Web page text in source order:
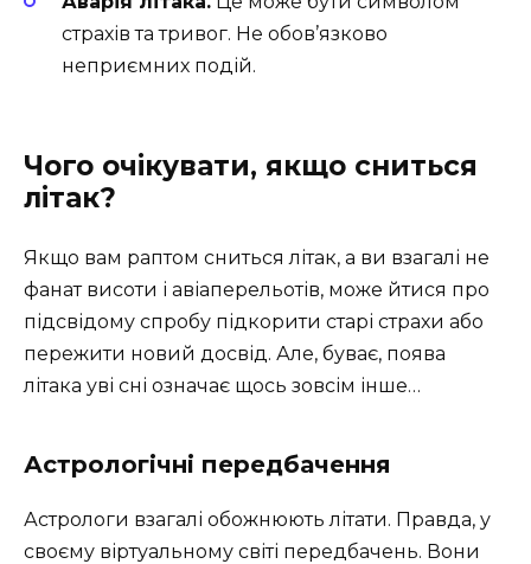
страхів та тривог. Не обов’язково
неприємних подій.
Чого очікувати, якщо сниться
літак?
Якщо вам раптом сниться літак, а ви взагалі не
фанат висоти і авіаперельотів, може йтися про
підсвідому спробу підкорити старі страхи або
пережити новий досвід. Але, буває, поява
літака уві сні означає щось зовсім інше…
Астрологічні передбачення
Астрологи взагалі обожнюють літати. Правда, у
своєму віртуальному світі передбачень. Вони